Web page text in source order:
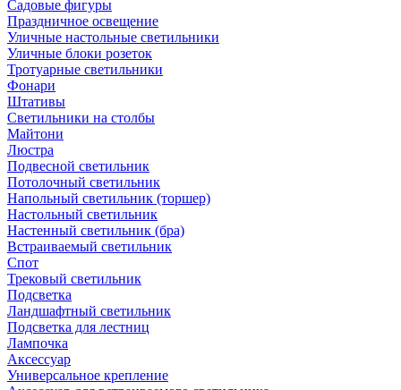
Садовые фигуры
Праздничное освещение
Уличные настольные светильники
Уличные блоки розеток
Тротуарные светильники
Фонари
Штативы
Светильники на столбы
Майтони
Люстра
Подвесной светильник
Потолочный светильник
Напольный светильник (торшер)
Настольный светильник
Настенный светильник (бра)
Встраиваемый светильник
Спот
Трековый светильник
Подсветка
Ландшафтный светильник
Подсветка для лестниц
Лампочка
Аксессуар
Универсальное крепление